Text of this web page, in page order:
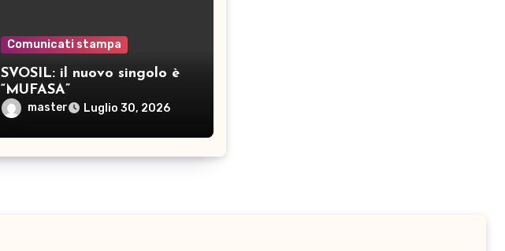
Comunicati stampa
SVOSIL: il nuovo singolo è
“MUFASA”
master Luglio 30, 2026